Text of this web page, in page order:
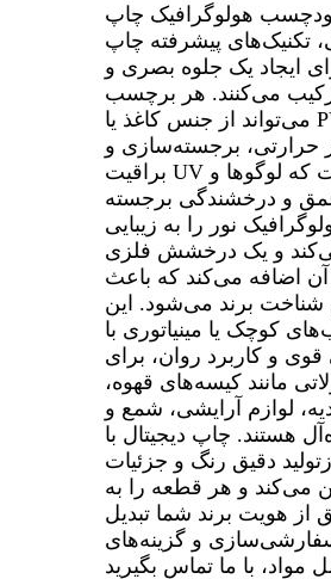
هولوگرافیک چاپ
تکنیک‌های پیشرفته چاپ
ایجاد یک جلوه بصری و
می‌کنند. هر برچسب
می‌تواند از جنس کاغذ یا PVC ساخته شود
حرارتی، برجسته‌سازی و
براقیت UV سه‌بعدی است که لوگوها و
عمق و درخشندگی برجسته
نور را به زیبایی
و یک درخشش فلزی
آن اضافه می‌کند که باعث
شناخت برند می‌شود. این
کوچک یا مینیاتوری با
و کاربرد روان، برای
مانند کیسه‌های قهوه،
لوازم آرایشی، شمع و
هستند. چاپ دیجیتال با
دقیق رنگ و جزئیات
می‌کند و هر قطعه را به
از هویت برند شما تبدیل
و گزینه‌های